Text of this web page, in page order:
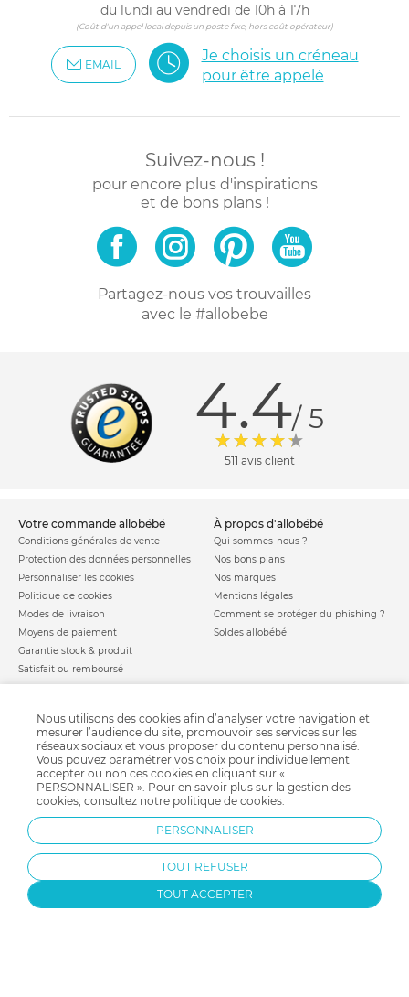
du lundi au vendredi de 10h à 17h
(Coût d'un appel local depuis un poste fixe, hors coût opérateur)
EMAIL
Je choisis un créneau
pour être appelé
Suivez-nous !
pour encore plus d'inspirations
et de bons plans !
Partagez-nous vos trouvailles
avec le #allobebe
4.4/ 5
511 avis client
votre commande allobébé
Conditions générales de vente
Protection des données personnelles
Personnaliser les cookies
Politique de cookies
Modes de livraison
Moyens de paiement
Garantie stock & produit
Satisfait ou remboursé
à propos d'allobébé
Qui sommes-nous ?
Nos bons plans
Nos marques
Mentions légales
Comment se protéger du phishing ?
Soldes allobébé
Sites et partenaires
Nos labels
Nos licences
Besoin d'aide ?
Liste de naissance
Infos conseils
Jeux concours
Valise de maternité
Parrainage
Charte qualité
Nous utilisons des cookies afin d’analyser votre navigation et
mesurer l’audience du site, promouvoir ses services sur les
réseaux sociaux et vous proposer du contenu personnalisé.
Vous pouvez paramétrer vos choix pour individuellement
accepter ou non ces cookies en cliquant sur «
PERSONNALISER ». Pour en savoir plus sur la gestion des
cookies, consultez notre politique de cookies.
PERSONNALISER
TOUT REFUSER
TOUT ACCEPTER